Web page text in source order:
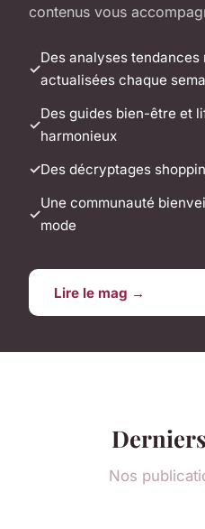
contenus vous
Des analyses tendances
actualisées chaque
Des guides bien-être et
harmonieux
Des décryptages
Une communauté
mode
Lire le mag →
Nos